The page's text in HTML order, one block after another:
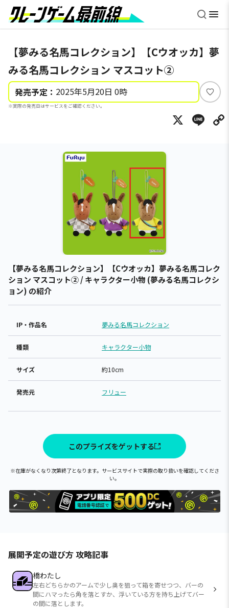
【夢みる名馬コレクション】【Cウオッカ】夢
みる名馬コレクション マスコット②
発売予定： 2025年5月20日 0時
※実際の発売日はサービスをご確認ください。
い
ね
X
【夢みる名馬コレクション】【Cウオッカ】夢みる名馬コレク
ション マスコット② / キャラクター小物 (夢みる名馬コレクシ
ョン) の紹介
IP・作品名 夢みる名馬コレクション
種類 キャラクター小物
サイズ 約10cm
発売元 フリュー
このプライズをゲットする
※在庫がなくなり次第終了となります。サービスサイトで実際の取り扱いを確認してくださ
い。
展開予定の遊び方 攻略記事
橋わたし
左右どちらかのアームで少し奥を狙って箱を寄せつつ、バーの
間にハマったら角を落とすか、浮いている方を持ち上げてバー
の間に落とします。